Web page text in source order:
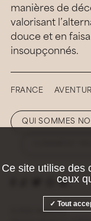
manières de
valorisant
douce et en
insoupçonnés.
FRANCE
QUI SOMMES
© 2026 Hellolaroux
Ce site utilise des
ceux
Tout